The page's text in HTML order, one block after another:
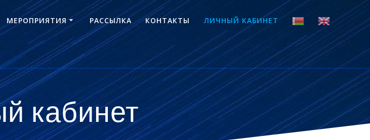
МЕРОПРИЯТИЯ РАССЫЛКА КОНТАКТЫ ЛИЧНЫЙ КАБИНЕТ
кабинет